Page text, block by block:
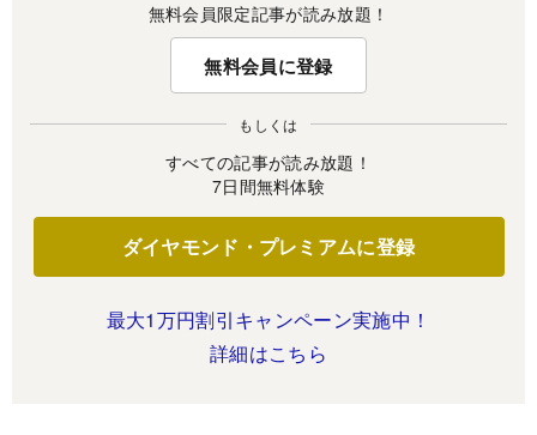
無料会員限定記事が読み放題！
無料会員に登録
もしくは
すべての記事が読み放題！
7日間無料体験
ダイヤモンド・プレミアムに登録
最大1万円割引キャンペーン実施中！
詳細はこちら